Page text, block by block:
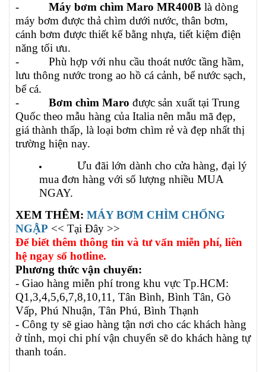
- Máy bơm chìm Maro MR400B là dòng
máy bơm được thả chìm dưới nước, thân bơm,
cánh bơm được thiết kế bằng nhựa, tiết kiệm điện
năng tối ưu.
- Phù hợp với nhu cầu thoát nước tầng hầm,
lưu thông nước trong ao hồ cá cảnh, bể nước sạch,
bể cá.
- Bơm chìm Maro được sản xuất tại Trung
Quốc theo mẫu hàng của Italia nên mẫu mã đẹp,
giá thành thấp, là loại bơm chìm rẻ và đẹp nhất thị
trường hiện nay.
Ưu đãi lớn dành cho cửa hàng, đại lý
mua đơn hàng với số lượng nhiều MUA
NGAY.
XEM THÊM: MÁY BƠM CHÌM CHỐNG
NGẬP << Tại Đây >>
Để biết thêm thông tin và tư vấn miễn phí, liên
hệ ngay số hotline.
Phương thức vận chuyển:
- Giao hàng miễn phí trong khu vực Tp.HCM:
Q1,3,4,5,6,7,8,10,11, Tân Bình, Bình Tân, Gò
Vấp, Phú Nhuận, Tân Phú, Bình Thạnh
- Công ty sẽ giao hàng tận nơi cho các khách hàng
ở tỉnh, mọi chi phí vận chuyển sẽ do khách hàng tự
thanh toán.